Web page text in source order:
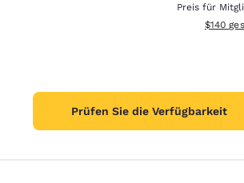
Preis für
$140
Prüfen Sie die Verfügbarkeit